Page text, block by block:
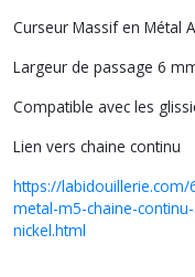
Curseur Massif en Métal
Largeur de passage 6
Compatible avec les
Lien vers chaine continu
https://
metal-m5-chaine-
nickel.html